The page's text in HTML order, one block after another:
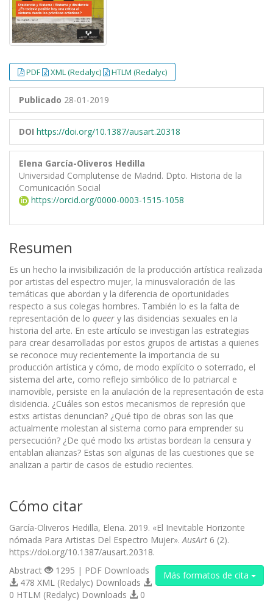
PDF XML (Redalyc) HTLM (Redalyc)
Publicado 28-01-2019
DOI https://doi.org/10.1387/ausart.20318
Elena García-Oliveros Hedilla
Universidad Complutense de Madrid. Dpto. Historia de la
Comunicación Social
https://orcid.org/0000-0003-1515-1058
Resumen
Es un hecho la invisibilización de la producción artística realizada
por artistas del espectro mujer, la minusvaloración de las
temáticas que abordan y la diferencia de oportunidades
respecto a sus colegas hombres. También lo es la falta de
representación de lo queer y las disidencias sexuales en la
historia del arte. En este artículo se investigan las estrategias
para crear desarrolladas por estos grupos de artistas a quienes
se reconoce muy recientemente la importancia de su
producción artística y cómo, de modo explícito o soterrado, el
sistema del arte, como reflejo simbólico de lo patriarcal e
inamovible, persiste en la anulación de la representación de esta
disidencia. ¿Cuáles son estos mecanismos de represión que
estxs artistas denuncian? ¿Qué tipo de obras son las que
actualmente molestan al sistema como para emprender su
persecución? ¿De qué modo lxs artistas bordean la censura y
entablan alianzas? Estas son algunas de las cuestiones que se
analizan a partir de casos de estudio recientes.
Cómo citar
García-Oliveros Hedilla, Elena. 2019. «El Inevitable Horizonte
nómada Para Artistas Del Espectro Mujer». AusArt 6 (2).
https://doi.org/10.1387/ausart.20318.
Más formatos de cita
Abstract
1295 | PDF Downloads
478 XML (Redalyc) Downloads
0 HTLM (Redalyc) Downloads
0